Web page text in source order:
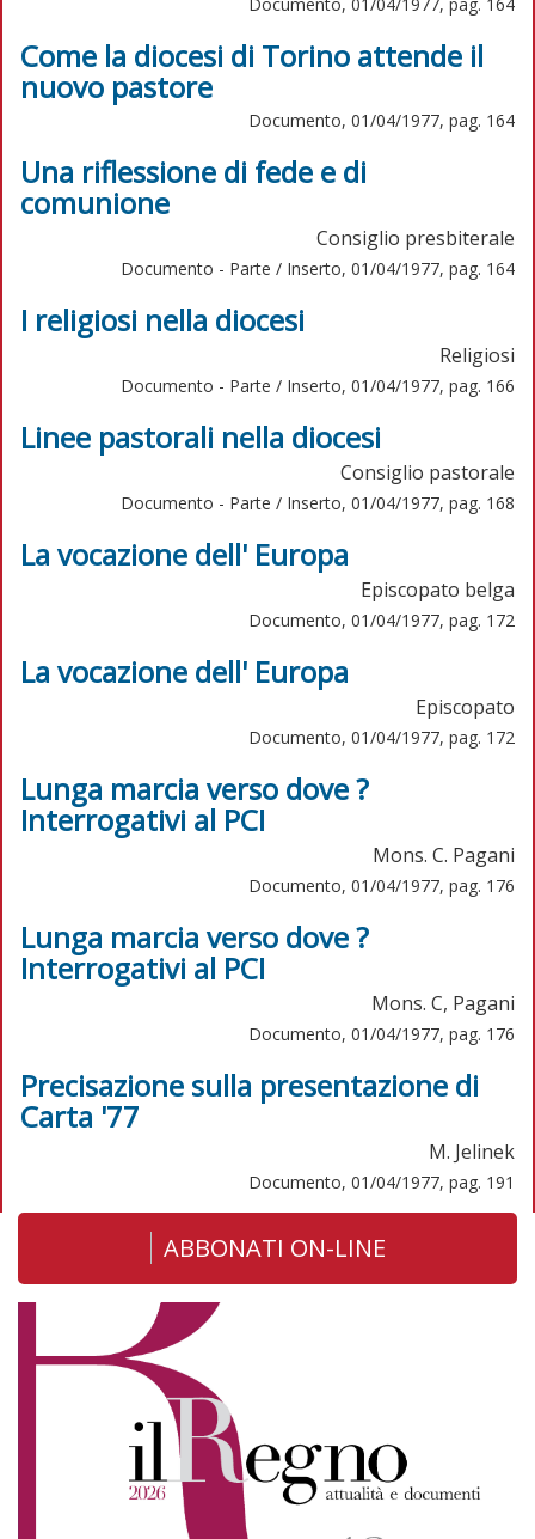
Come la diocesi di Torino attende il
nuovo pastore
Documento, 01/04/1977, pag. 164
Una riflessione di fede e di
comunione
Consiglio presbiterale
Documento - Parte / Inserto, 01/04/1977, pag. 164
I religiosi nella diocesi
Religiosi
Documento - Parte / Inserto, 01/04/1977, pag. 166
Linee pastorali nella diocesi
Consiglio pastorale
Documento - Parte / Inserto, 01/04/1977, pag. 168
La vocazione dell' Europa
Episcopato belga
Documento, 01/04/1977, pag. 172
La vocazione dell' Europa
Episcopato
Documento, 01/04/1977, pag. 172
Lunga marcia verso dove ?
Interrogativi al PCI
Mons. C. Pagani
Documento, 01/04/1977, pag. 176
Lunga marcia verso dove ?
Interrogativi al PCI
Mons. C, Pagani
Documento, 01/04/1977, pag. 176
Precisazione sulla presentazione di
Carta '77
M. Jelinek
Documento, 01/04/1977, pag. 191
ABBONATI ON-LINE